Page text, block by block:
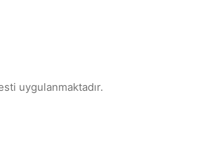
uygulanmaktadır.